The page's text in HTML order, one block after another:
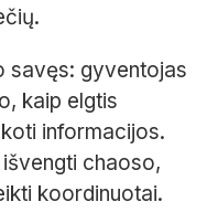
savęs: gyventojas
kaip elgtis
informacijos.
chaoso,
koordinuotai.